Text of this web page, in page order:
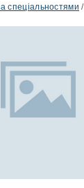
спеціальностями /